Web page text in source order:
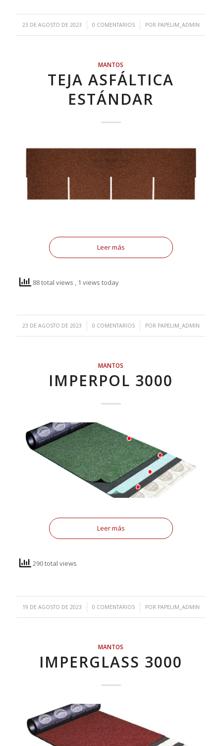
23 DE AGOSTO DE 2023
/ 0 COMENTARIOS
/ POR PAPELIM_ADMIN
MANTOS
TEJA ASFÁLTICA
ESTÁNDAR
Leer más
88 total views , 1 views today
23 DE AGOSTO DE 2023
/ 0 COMENTARIOS
/ POR PAPELIM_ADMIN
MANTOS
IMPERPOL 3000
Leer más
290 total views
19 DE AGOSTO DE 2023
/ 0 COMENTARIOS
/ POR PAPELIM_ADMIN
MANTOS
IMPERGLASS 3000